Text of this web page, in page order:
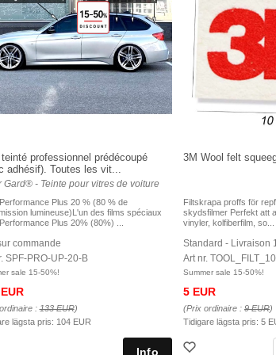
professionnel prédécoupé
adhésif). Toutes les vit...
Gard® - Teinte pour vitres de voiture
Plus 20 % (80 % de
lumineuse)L'un des films spéciaux
Plus 20% (80%) ...
commande
SPF-PRO-UP-20-B
sale 15-50%!
:133 EUR)
lägsta pris: 104 EUR
3M Wool felt
Filtskrapa proffs för
skydsfilmer Perfekt att
vinyler, kolfiberfilm, so...
Standard - Livraison
Art nr.
Summer sale 15-50%!
5 EUR
(Prix ordinaire : 9 EUR)
Tidigare lägsta pris: 5